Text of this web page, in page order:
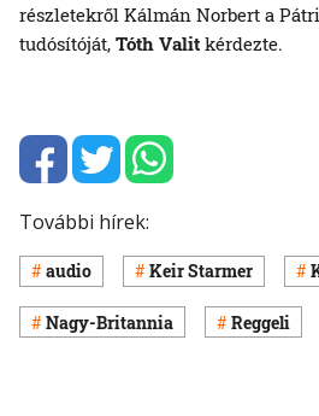
részletekről Kálmán Norbert a
tudósítóját, Tóth Valit kérdezte.
További hírek:
audio Keir Starmer
Nagy-Britannia Reggeli